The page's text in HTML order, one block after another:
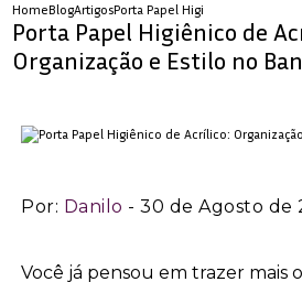
HomeBlogArtigosPorta Papel Higiênico de
Porta Papel Higiênico de
Organização e Estilo no
Por: Danilo - 30 de Agosto de
Você já pensou em trazer mais